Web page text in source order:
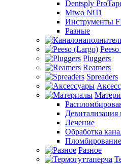
Dentsply
Mtwo NiTi
Инструменты
Разные
Pluggers
Reamers
Spreaders
Девитализация
Лечение
Обработка
Разное